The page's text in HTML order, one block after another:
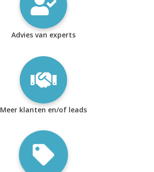
Advies van experts
Meer klanten en/of leads